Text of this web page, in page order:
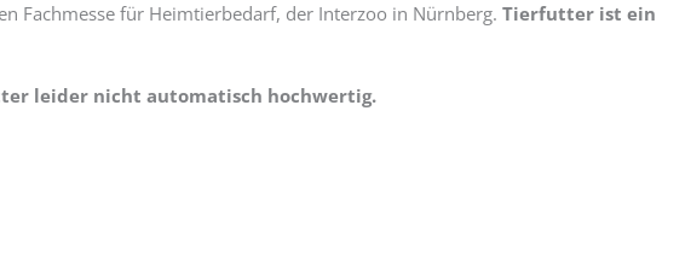
Fachmesse für Heimtierbedarf, der Interzoo in Nürnberg. Tierfutter ist ein
leider nicht automatisch hochwertig.